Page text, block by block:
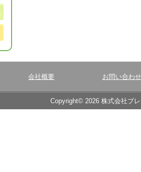
会社概要 お問い合わせ
Copyright© 2026 株式会社ブ